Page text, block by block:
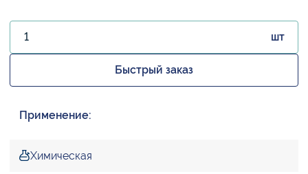
шт
Быстрый заказ
Применение:
Химическая